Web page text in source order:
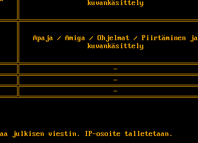
kuvankäsittely
Apaja / Amiga / Ohjelmat / Piirtäminen ja
kuvankäsittely
-
-
-
julkisen viestin. IP-osoite talletetaan.